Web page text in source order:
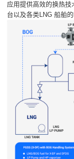
应用提供高效的换热
台以及各类LNG 船舶的